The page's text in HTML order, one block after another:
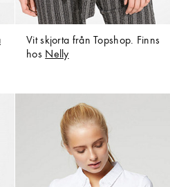
Vit skjorta från Topshop. Finns
hos Nelly